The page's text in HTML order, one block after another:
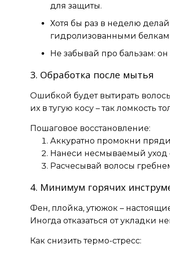
для защиты.
Хотя бы раз в неделю
гидролизованными
Не забывай про бальзам:
3. Обработка после мытья
Ошибкой будет вытирать
их в тугую косу – так ломкость
Пошаговое восстановление:
Аккуратно промокни
Нанеси несмываемый уход
Расчесывай волосы
4. Минимум горячих
Фен, плойка, утюжок –
Иногда отказаться от укладки
Как снизить термо-стресс: